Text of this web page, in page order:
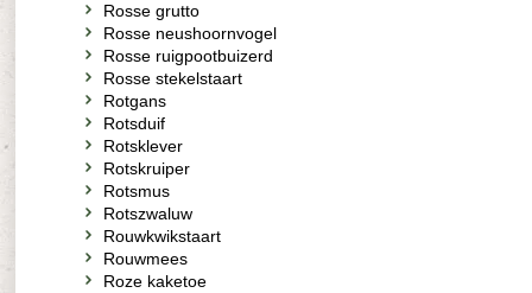
Rosse grutto
Rosse neushoornvogel
Rosse ruigpootbuizerd
Rosse stekelstaart
Rotgans
Rotsduif
Rotsklever
Rotskruiper
Rotsmus
Rotszwaluw
Rouwkwikstaart
Rouwmees
Roze kaketoe